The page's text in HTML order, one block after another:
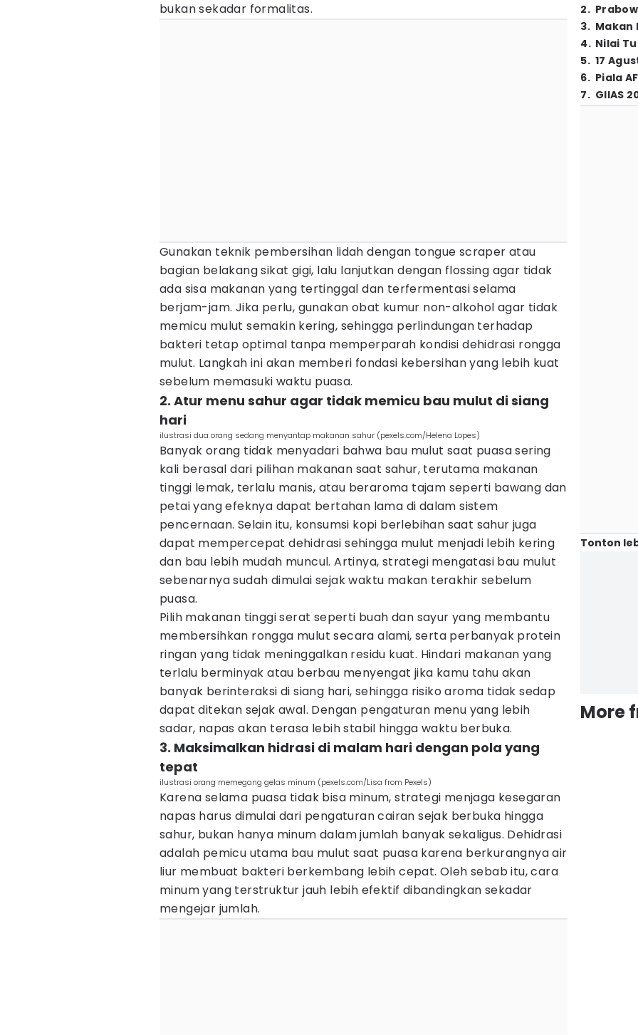
bukan sekadar formalitas.
Gunakan teknik pembersihan lidah dengan tongue scraper atau
bagian belakang sikat gigi, lalu lanjutkan dengan flossing agar tidak
ada sisa makanan yang tertinggal dan terfermentasi selama
berjam-jam. Jika perlu, gunakan obat kumur non-alkohol agar tidak
memicu mulut semakin kering, sehingga perlindungan terhadap
bakteri tetap optimal tanpa memperparah kondisi dehidrasi rongga
mulut. Langkah ini akan memberi fondasi kebersihan yang lebih kuat
sebelum memasuki waktu puasa.
2. Atur menu sahur agar tidak memicu bau mulut di siang
hari
ilustrasi dua orang sedang menyantap makanan sahur (pexels.com/Helena Lopes)
Banyak orang tidak menyadari bahwa bau mulut saat puasa sering
kali berasal dari pilihan makanan saat sahur, terutama makanan
tinggi lemak, terlalu manis, atau beraroma tajam seperti bawang dan
petai yang efeknya dapat bertahan lama di dalam sistem
pencernaan. Selain itu, konsumsi kopi berlebihan saat sahur juga
dapat mempercepat dehidrasi sehingga mulut menjadi lebih kering
dan bau lebih mudah muncul. Artinya, strategi mengatasi bau mulut
sebenarnya sudah dimulai sejak waktu makan terakhir sebelum
puasa.
Pilih makanan tinggi serat seperti buah dan sayur yang membantu
membersihkan rongga mulut secara alami, serta perbanyak protein
ringan yang tidak meninggalkan residu kuat. Hindari makanan yang
terlalu berminyak atau berbau menyengat jika kamu tahu akan
banyak berinteraksi di siang hari, sehingga risiko aroma tidak sedap
dapat ditekan sejak awal. Dengan pengaturan menu yang lebih
sadar, napas akan terasa lebih stabil hingga waktu berbuka.
3. Maksimalkan hidrasi di malam hari dengan pola yang
tepat
ilustrasi orang memegang gelas minum (pexels.com/Lisa from Pexels)
Karena selama puasa tidak bisa minum, strategi menjaga kesegaran
napas harus dimulai dari pengaturan cairan sejak berbuka hingga
sahur, bukan hanya minum dalam jumlah banyak sekaligus. Dehidrasi
adalah pemicu utama bau mulut saat puasa karena berkurangnya air
liur membuat bakteri berkembang lebih cepat. Oleh sebab itu, cara
minum yang terstruktur jauh lebih efektif dibandingkan sekadar
mengejar jumlah.
2.
3. Makan
4. Nilai
5. 17
6. Piala
7. GIIAS
Tonton
More